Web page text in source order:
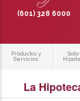
(601) 328 6000
Productos y
Servicios
La